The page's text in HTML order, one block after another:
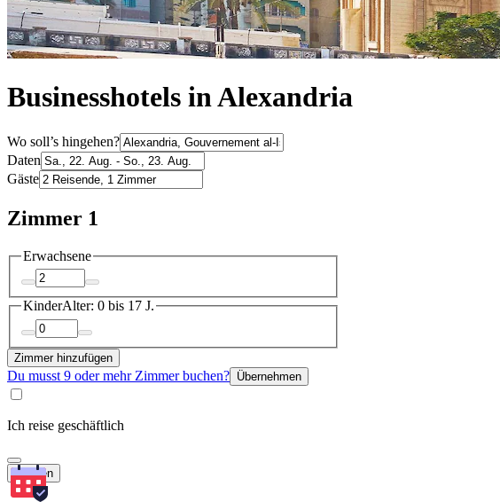
Businesshotels in Alexandria
Wo soll’s hingehen?
Daten
Gäste
Zimmer 1
Erwachsene
KinderAlter: 0 bis 17 J.
Zimmer hinzufügen
Du musst 9 oder mehr Zimmer buchen? Übernehmen
Ich reise geschäftlich
Suchen